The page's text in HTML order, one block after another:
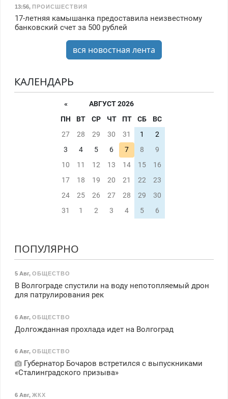
13:56, ПРОИСШЕСТВИЯ
17-летняя камышанка предоставила неизвестному
банковский счет за 500 рублей
вся новостная лента
КАЛЕНДАРЬ
«
АВГУСТ 2026
ПН
ВТ СР ЧТ ПТ СБ
ВС
27
28 29 30 31 1
2
3
4 5 6 7 8
9
10
11 12 13 14 15
16
17
18 19 20 21 22
23
24
25 26 27 28 29
30
31
1 2 3 4 5 6
ПОПУЛЯРНО
5 Авг, ОБЩЕСТВО
В Волгограде спустили на воду непотопляемый дрон
для патрулирования рек
6 Авг, ОБЩЕСТВО
Долгожданная прохлада идет на Волгоград
6 Авг, ОБЩЕСТВО
Губернатор Бочаров встретился с выпускниками
«Сталинградского призыва»
6 Авг, ЖКХ